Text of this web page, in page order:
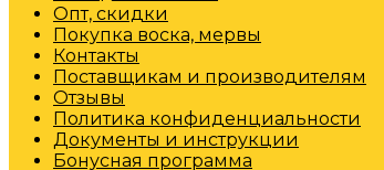
Опт, скидки
Покупка воска, мервы
Контакты
Поставщикам и производителям
Отзывы
Политика конфиденциальности
Документы и инструкции
Бонусная программа